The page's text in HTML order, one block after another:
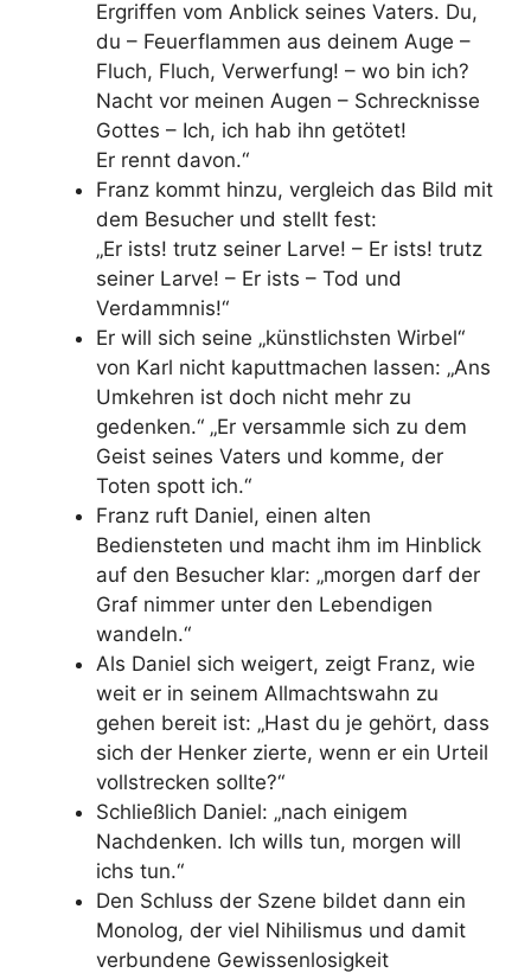
Ergriffen vom Anblick seines Vaters. Du,
du – Feuerflammen aus deinem Auge –
Fluch, Fluch, Verwerfung! – wo bin ich?
Nacht vor meinen Augen – Schrecknisse
Gottes – Ich, ich hab ihn getötet!
Er rennt davon.“
Franz kommt hinzu, vergleich das Bild mit
dem Besucher und stellt fest:
„Er ists! trutz seiner Larve! – Er ists! trutz
seiner Larve! – Er ists – Tod und
Verdammnis!“
Er will sich seine „künstlichsten Wirbel“
von Karl nicht kaputtmachen lassen: „Ans
Umkehren ist doch nicht mehr zu
gedenken.“ „Er versammle sich zu dem
Geist seines Vaters und komme, der
Toten spott ich.“
Franz ruft Daniel, einen alten
Bediensteten und macht ihm im Hinblick
auf den Besucher klar: „morgen darf der
Graf nimmer unter den Lebendigen
wandeln.“
Als Daniel sich weigert, zeigt Franz, wie
weit er in seinem Allmachtswahn zu
gehen bereit ist: „Hast du je gehört, dass
sich der Henker zierte, wenn er ein Urteil
vollstrecken sollte?“
Schließlich Daniel: „nach einigem
Nachdenken. Ich wills tun, morgen will
ichs tun.“
Den Schluss der Szene bildet dann ein
Monolog, der viel Nihilismus und damit
verbundene Gewissenlosigkeit